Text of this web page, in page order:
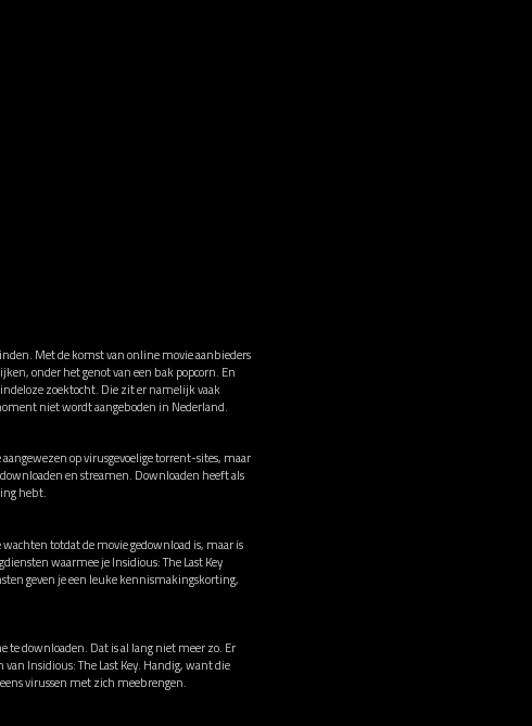
Met de komst van online movie aanbieders
onder het genot van een bak popcorn. En
zoektocht. Die zit er namelijk vaak
niet wordt aangeboden in Nederland.
op virusgevoelige torrent-sites, maar
en streamen. Downloaden heeft als
hebt.
totdat de movie gedownload is, maar is
waarmee je Insidious: The Last Key
geven je een leuke kennismakingskorting,
te downloaden. Dat is al lang niet meer zo. Er
Insidious: The Last Key. Handig, want die
virussen met zich meebrengen.